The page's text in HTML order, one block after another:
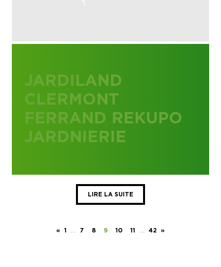
JARDILAND
CLERMONT
FERRAND REKUPO
JARDNIERIE
LIRE LA SUITE
« 1 7 8 9 10 11 42 »